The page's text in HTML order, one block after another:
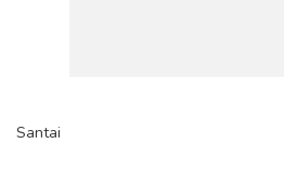
Santai